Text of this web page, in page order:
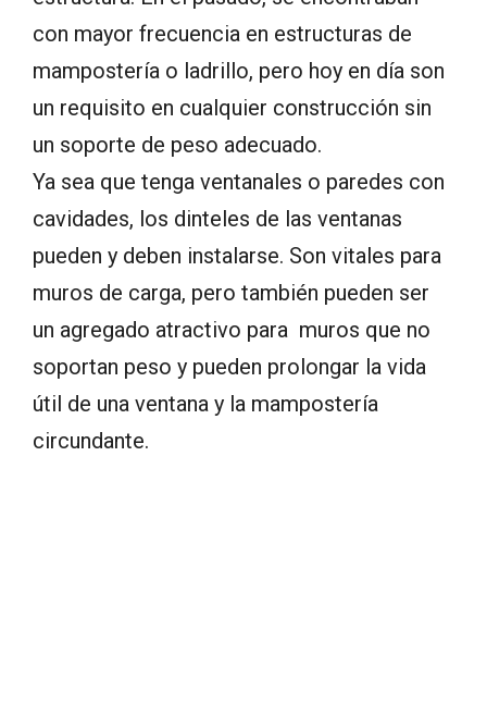
con mayor frecuencia en estructuras de
mampostería o ladrillo, pero hoy en día son
un requisito en cualquier construcción sin
un soporte de peso adecuado.
Ya sea que tenga ventanales o paredes con
cavidades, los dinteles de las ventanas
pueden y deben instalarse. Son vitales para
muros de carga, pero también pueden ser
un agregado atractivo para muros que no
soportan peso y pueden prolongar la vida
útil de una ventana y la mampostería
circundante.